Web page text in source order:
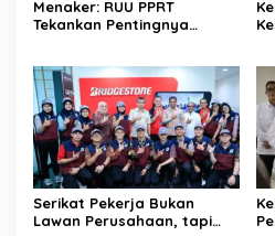
Menaker: RUU PPRT
Tekankan Pentingnya
Serikat Pekerja Bukan
Lawan Perusahaan, tapi